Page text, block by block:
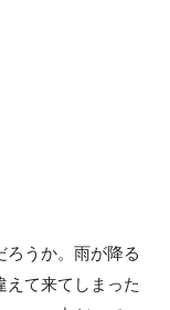
ろうか。雨が降る
えて来てしまった